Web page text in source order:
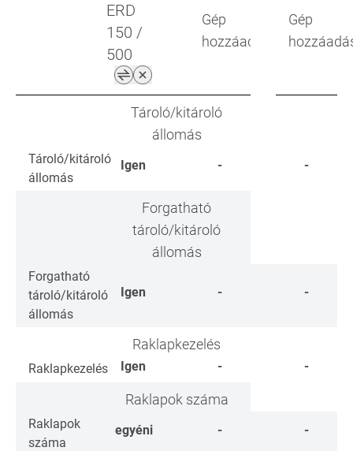
ERD
150 /
500
Gép
hozzáadása
Gép
Tároló/kitároló
állomás
Tároló/kitároló
állomás
Igen - -
Forgatható
tároló/kitároló
állomás
Forgatható
tároló/kitároló
állomás
Igen - -
Raklapkezelés
Raklapkezelés Igen - -
Raklapok száma
Raklapok
száma
egyéni - -